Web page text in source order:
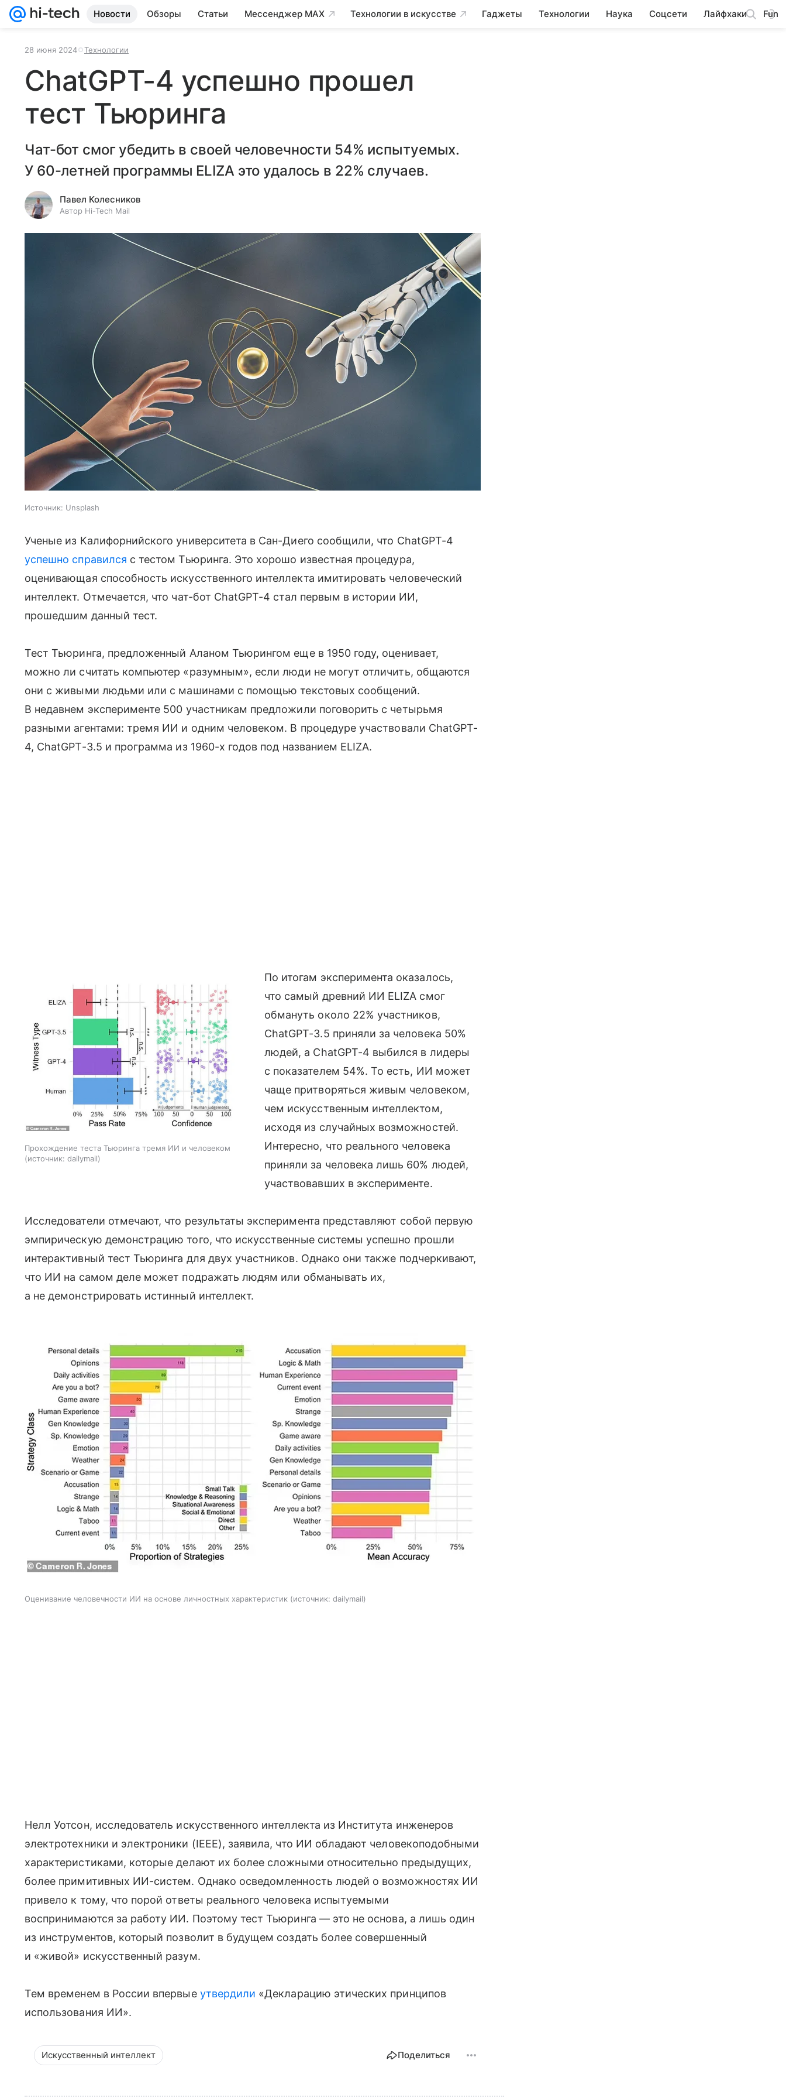
Новости Обзоры Статьи Мессенджер MAX Технологии в искусстве Гаджеты Технологии Наука Соцсети Лайфхаки Fun
28 июня 2024 Технологии
ChatGPT-4 успешно прошел
тест Тьюринга
Чат-бот смог убедить в своей человечности 54% испытуемых.
У 60-летней программы ELIZA это удалось в 22% случаев.
Павел Колесников
Автор Hi-Tech Mail
Источник: Unsplash
Ученые из Калифорнийского университета в Сан-Диего сообщили, что ChatGPT-4
успешно справился с тестом Тьюринга. Это хорошо известная процедура,
оценивающая способность искусственного интеллекта имитировать человеческий
интеллект. Отмечается, что чат-бот ChatGPT-4 стал первым в истории ИИ,
прошедшим данный тест.
Тест Тьюринга, предложенный Аланом Тьюрингом еще в 1950 году, оценивает,
можно ли считать компьютер «разумным», если люди не могут отличить, общаются
они с живыми людьми или с машинами с помощью текстовых сообщений.
В недавнем эксперименте 500 участникам предложили поговорить с четырьмя
разными агентами: тремя ИИ и одним человеком. В процедуре участвовали ChatGPT-
4, ChatGPT-3.5 и программа из 1960-х годов под названием ELIZA.
Прохождение теста Тьюринга тремя ИИ и человеком
источник: dailymail
По итогам эксперимента оказалось,
что самый древний ИИ ELIZA смог
обмануть около 22% участников,
ChatGPT-3.5 приняли за человека 50%
людей, а ChatGPT-4 выбился в лидеры
с показателем 54%. То есть, ИИ может
чаще притворяться живым человеком,
чем искусственным интеллектом,
исходя из случайных возможностей.
Интересно, что реального человека
приняли за человека лишь 60% людей,
участвовавших в эксперименте.
Исследователи отмечают, что результаты эксперимента представляют собой первую
эмпирическую демонстрацию того, что искусственные системы успешно прошли
интерактивный тест Тьюринга для двух участников. Однако они также подчеркивают,
что ИИ на самом деле может подражать людям или обманывать их,
а не демонстрировать истинный интеллект.
Оценивание человечности ИИ на основе личностных характеристик источник: dailymail
Нелл Уотсон, исследователь искусственного интеллекта из Института инженеров
электротехники и электроники (IEEE), заявила, что ИИ обладают человекоподобными
характеристиками, которые делают их более сложными относительно предыдущих,
более примитивных ИИ-систем. Однако осведомленность людей о возможностях ИИ
привело к тому, что порой ответы реального человека испытуемыми
воспринимаются за работу ИИ. Поэтому тест Тьюринга — это не основа, а лишь один
из инструментов, который позволит в будущем создать более совершенный
и «живой» искусственный разум.
Тем временем в России впервые утвердили «Декларацию этических принципов
использования ИИ».
Искусственный интеллект Поделиться